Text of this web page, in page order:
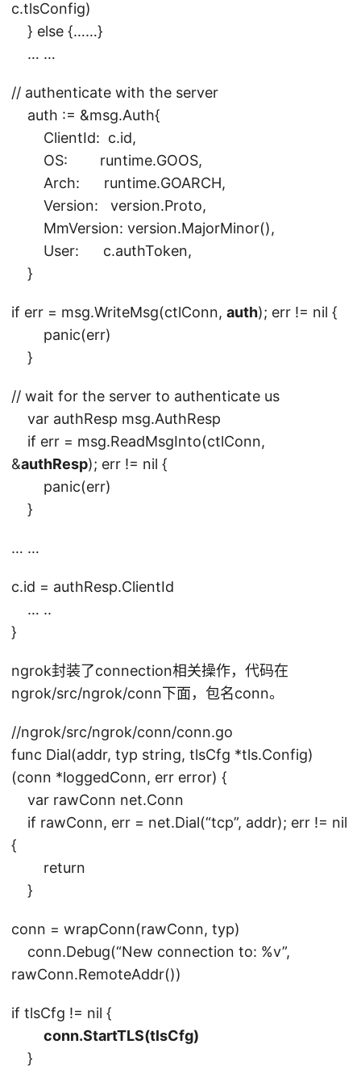
c.tlsConfig)
} else {……}
… …
// authenticate with the server
auth := &msg.Auth{
ClientId: c.id,
OS: runtime.GOOS,
Arch: runtime.GOARCH,
Version: version.Proto,
MmVersion: version.MajorMinor(),
User: c.authToken,
}
if err = msg.WriteMsg(ctlConn, auth); err != nil {
panic(err)
}
// wait for the server to authenticate us
var authResp msg.AuthResp
if err = msg.ReadMsgInto(ctlConn,
&authResp); err != nil {
panic(err)
}
… …
c.id = authResp.ClientId
… ..
}
ngrok封装了connection相关操作，代码在
ngrok/src/ngrok/conn下面，包名conn。
//ngrok/src/ngrok/conn/conn.go
func Dial(addr, typ string, tlsCfg *tls.Config)
(conn *loggedConn, err error) {
var rawConn net.Conn
if rawConn, err = net.Dial(“tcp”, addr); err != nil
{
return
}
conn = wrapConn(rawConn, typ)
conn.Debug(“New connection to: %v”,
rawConn.RemoteAddr())
if tlsCfg != nil {
conn.StartTLS(tlsCfg)
}